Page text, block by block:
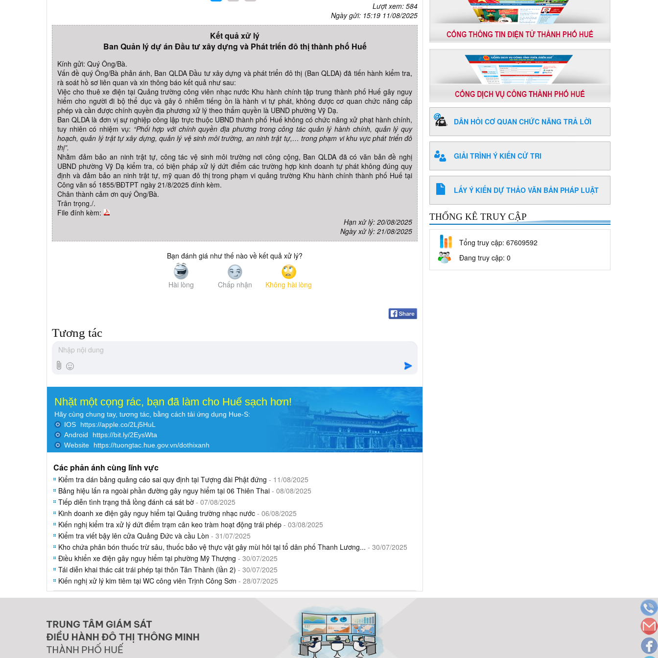
Lượt xem: 584
Ngày gửi: 15:19 11/08/2025
Kết quả xử lý
Ban Quản lý dự án Đầu tư xây dựng và Phát triển đô thị thành phố Huế
Kính gửi: Quý Ông/Bà.
Vấn đề quý Ông/Bà phản ánh, Ban QLDA Đầu tư xây dựng và phát triển đô thị (Ban QLDA) đã tiến hành kiểm tra,
rà soát hồ sơ liên quan và xin thông báo kết quả như sau:
Việc cho thuê xe điện tại Quảng trường công viên nhạc nước Khu hành chính tập trung thành phố Huế gây nguy
hiểm cho người đi bộ thể dục và gây ô nhiễm tiếng ồn là hành vi tự phát, không được cơ quan chức năng cấp
phép và cần được chính quyền địa phương xử lý theo thẩm quyền là UBND phường Vỹ Dạ.
Ban QLDA là đơn vị sự nghiệp công lập trực thuộc UBND thành phố Huế không có chức năng xử phạt hành chính,
tuy nhiên có nhiệm vụ: “Phối hợp với chính quyền địa phương trong công tác quản lý hành chính, quản lý quy
hoạch, quản lý trật tự xây dựng, quản lý vệ sinh môi trường, an ninh trật tự,… trong phạm vi khu vực phát triển đô
thị”.
Nhằm đảm bảo an ninh trật tự, công tác vệ sinh môi trường nơi công cộng, Ban QLDA đã có văn bản đề nghị
UBND phường Vỹ Dạ kiểm tra, có biện pháp xử lý dứt điểm các trường hợp kinh doanh tự phát không đúng quy
định và đảm bảo an ninh trật tự, mỹ quan đô thị trong phạm vi quảng trường Khu hành chính thành phố Huế tại
Công văn số 1855/BĐTPT ngày 21/8/2025 đính kèm.
Chân thành cảm ơn quý Ông/Bà.
Trân trọng./.
File đính kèm:
Hạn xử lý: 20/08/2025
Ngày xử lý: 21/08/2025
Bạn đánh giá như thế nào về kết quả xử lý?
Hài lòng Chấp nhận Không hài lòng
Tương tác
Nhặt một cọng rác, bạn đã làm cho Huế sạch hơn!
Hãy cùng chung tay, tương tác, bằng cách tải ứng dụng Hue-S:
IOS
https://apple.co/2Lj5HuL
Android
https://bit.ly/2EysWta
Website
https://tuongtac.hue.gov.vn/dothixanh
Các phản ánh cùng lĩnh vực
Kiểm tra dán bảng quảng cáo sai quy định tại Tượng đài Phật đứng - 11/08/2025
Bảng hiệu lấn ra ngoài phần đường gây nguy hiểm tại 06 Thiên Thai - 08/08/2025
Tiếp diễn tình trạng thả lồng đánh cá sát bờ - 07/08/2025
Kinh doanh xe điện gây nguy hiểm tại Quảng trường nhạc nước - 06/08/2025
Kiến nghị kiểm tra xử lý dứt điểm trạm cân keo tràm hoạt động trái phép - 03/08/2025
Kiểm tra viết bậy lên cửa Quảng Đức và cầu Lòn - 31/07/2025
Kho chứa phân bón thuốc trừ sâu, thuốc bảo vệ thực vật gây mùi hôi tại tổ dân phố Thanh Lương... - 30/07/2025
Điều khiển xe điện gây nguy hiểm tại phường Mỹ Thượng - 30/07/2025
Tái diễn khai thác cát trái phép tại thôn Tân Thành (lần 2) - 30/07/2025
Kiến nghị xử lý kim tiêm tại WC công viên Trịnh Công Sơn - 28/07/2025
DÂN HỎI CƠ QUAN CHỨC NĂNG TRẢ LỜI
GIẢI TRÌNH Ý KIẾN CỬ TRI
LẤY Ý KIẾN DỰ THẢO VĂN BẢN PHÁP LUẬT
THỐNG KÊ TRUY CẬP
Tổng truy cập: 67609592
Đang truy cập: 0